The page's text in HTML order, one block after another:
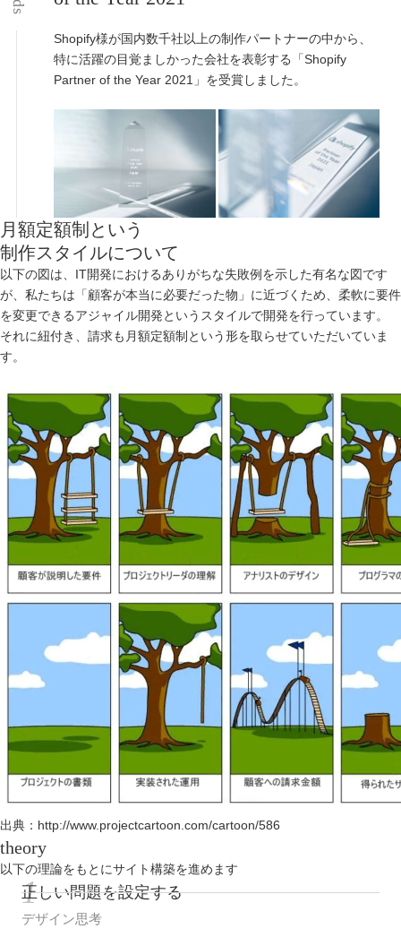
Shopify様が国内数千社以上の制作パートナーの中から、
特に活躍の目覚ましかった会社を表彰する「Shopify
Partner of the Year 2021」を受賞しました。
月額定額制という
制作スタイルについて
以下の図は、IT開発におけるありがちな失敗例を示した有名な図です
が、私たちは「顧客が本当に必要だった物」に近づくため、柔軟に要件
を変更できるアジャイル開発というスタイルで開発を行っています。
それに紐付き、請求も月額定額制という形を取らせていただいていま
す。
出典： http://www.projectcartoon.com/cartoon/586
theory
以下の理論をもとにサイト構築を進めます
正しい問題を設定する
デザイン思考